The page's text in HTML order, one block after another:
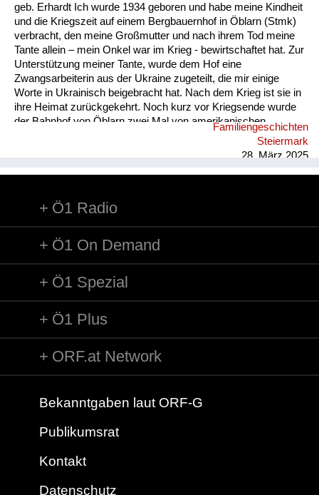
geb. Erhardt Ich wurde 1934 geboren und habe meine Kindheit
und die Kriegszeit auf einem Bergbauernhof in Öblarn (Stmk)
verbracht, den meine Großmutter und nach ihrem Tod meine
Tante allein – mein Onkel war im Krieg - bewirtschaftet hat. Zur
Unterstützung meiner Tante, wurde dem Hof eine
Zwangsarbeiterin aus der Ukraine zugeteilt, die mir einige
Worte in Ukrainisch beigebracht hat. Nach dem Krieg ist sie in
ihre Heimat zurückgekehrt. Noch kurz vor Kriegsende wurde
der Bahnhof von Öblarn zwei Mal von amerikanischen
Fliegern angegriffen; Erzählungen zufolge wurde Hitler in
Schloss Gstatt vermutet. Mein Schulweg war im Krieg
entweder durch das Friedhofstor über die Wiesen Richtung
Luftschutzkeller des Amtshauses abwarten und anschließend
Noch heu...
Familiengeschichten
Steiermark
28. März 2025
Ö1 Radio
Ö1 On Demand
Ö1 Spezial
Ö1 Plus
ORF.at Network
Bekanntgaben laut ORF-G
Publikumsrat
Kontakt
Datenschutz